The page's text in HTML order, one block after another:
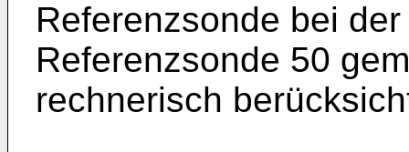
Referenzsonde bei
Referenzsonde 50
rechnerisch